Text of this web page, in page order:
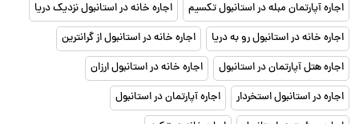
اجاره آپارتمان مبله در استانبول تکسیم
اجاره خانه در استانبول نزدیک دریا
اجاره خانه در استانبول رو به دریا
اجاره خانه در استانبول از گرانترین
اجاره هتل آپارتمان در استانبول
اجاره خانه در استانبول ارزان
اجاره در استانبول استخردار
اجاره آپارتمان در استانبول